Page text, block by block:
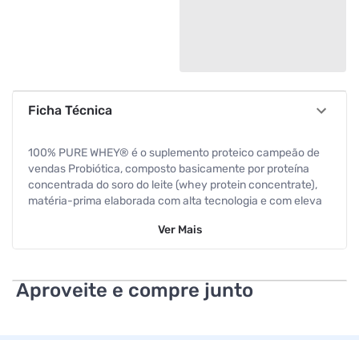
Ficha Técnica
100% PURE WHEY® é o suplemento proteico campeão de
vendas Probiótica, composto basicamente por proteína
concentrada do soro do leite (whey protein concentrate),
matéria-prima elaborada com alta tecnologia e com eleva
100% PURE WHEY® é indicado para ser tomado antes e/ou
¿ 21g de proteína por porção
Ver Mais
Aproveite e compre junto